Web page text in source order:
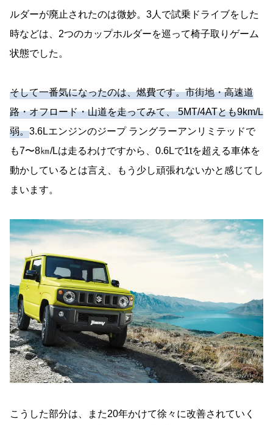
ルダーが廃止されたのは微妙。3人で試乗ドライブをした
時などは、2つのカップホルダーを巡って椅子取りゲーム
状態でした。
そして一番気になったのは、燃費です。市街地・高速道
路・オフロード・山道を走ってみて、 5MT/4ATとも9km/L
弱。3.6Lエンジンのジープ ラングラーアンリミテッドで
も7〜8㎞/Lは走るわけですから、0.6Lで1tを超える車体を
動かしているとは言え、もう少し頑張れないかと感じてし
まいます。
こうした部分は、また20年かけて徐々に改善されていく